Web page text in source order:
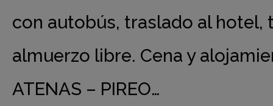
con autobús, traslado al
almuerzo libre. Cena y
ATENAS – PIREO…